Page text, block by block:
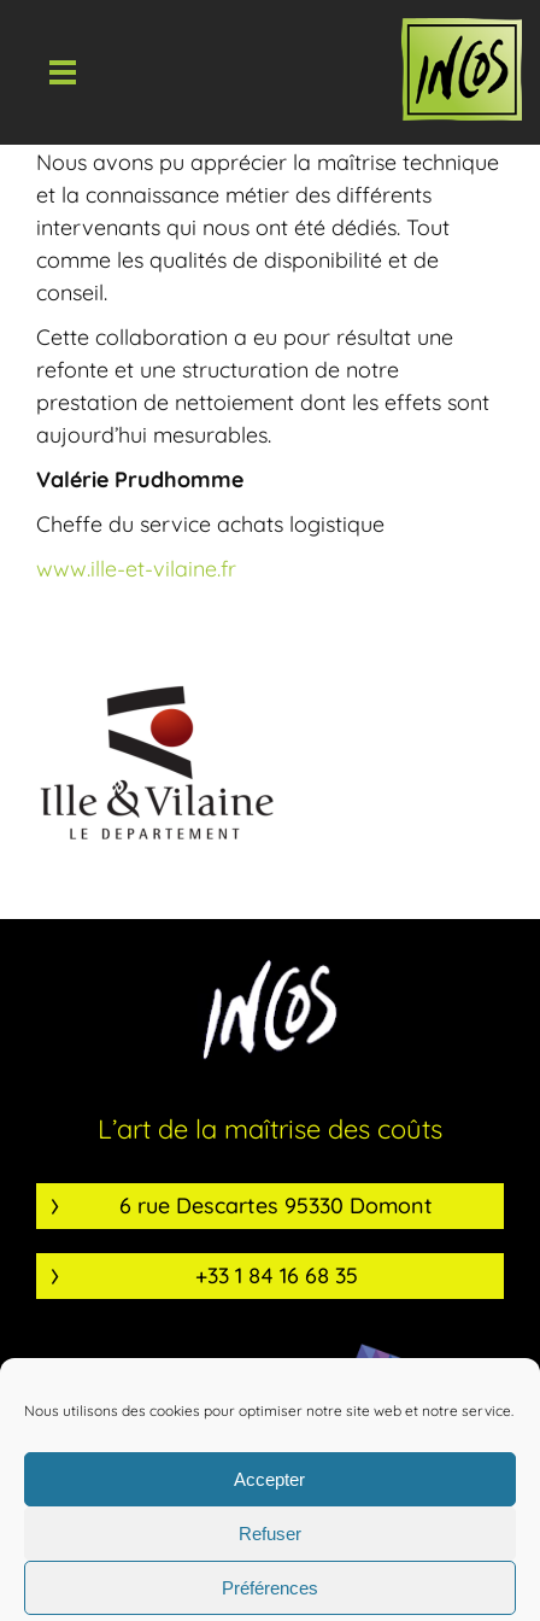
Nous utilisons des cookies pour optimiser notre site web et notre service.
Accepter
Refuser
Préférences
Le Département d’Ille et Vilaine a eu recours
aux services du cabinet INCOS pour le
renouvellement de son appel d’offres.
Nous avons pu apprécier la maîtrise technique
et la connaissance métier des différents
intervenants qui nous ont été dédiés. Tout
comme les qualités de disponibilité et de
conseil.
Cette collaboration a eu pour résultat une
refonte et une structuration de notre
prestation de nettoiement dont les effets sont
aujourd’hui mesurables.
Valérie Prudhomme
Cheffe du service achats logistique
www.ille-et-vilaine.fr
L’art de la maîtrise des coûts
6 rue Descartes 95330 Domont
+33 1 84 16 68 35
Mentions légales
Confidentialité